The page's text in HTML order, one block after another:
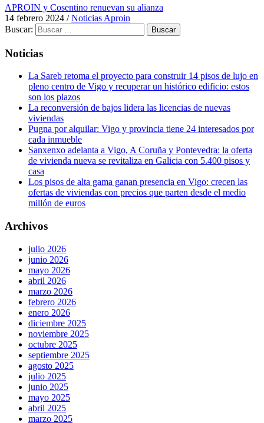
APROIN y Cosentino renuevan su alianza
14 febrero 2024 /Noticias Aproin
Buscar:
Noticias
La Sareb retoma el proyecto para construir 14 pisos de lujo en
pleno centro de Vigo y recuperar un histórico edificio: estos
son los plazos
La reconversión de bajos lidera las licencias de nuevas
viviendas
Pugna por alquilar: Vigo y provincia tiene 24 interesados por
cada inmueble
Sanxenxo adelanta a Vigo, A Coruña y Pontevedra: la oferta
de vivienda nueva se revitaliza en Galicia con 5.400 pisos y
casa
Los pisos de alta gama ganan presencia en Vigo: crecen las
ofertas de viviendas con precios que parten desde el medio
millón de euros
Archivos
julio 2026
junio 2026
mayo 2026
abril 2026
marzo 2026
febrero 2026
enero 2026
diciembre 2025
noviembre 2025
octubre 2025
septiembre 2025
agosto 2025
julio 2025
junio 2025
mayo 2025
abril 2025
marzo 2025